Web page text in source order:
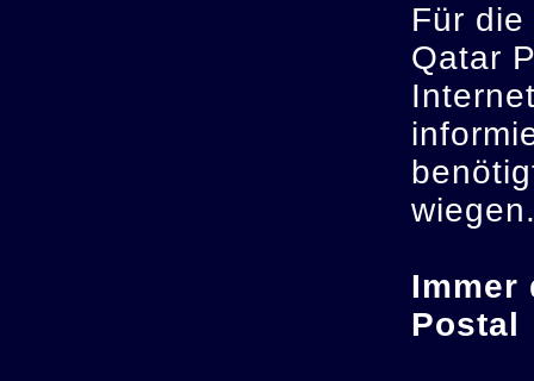
Für
Qatar
Immer
Postal